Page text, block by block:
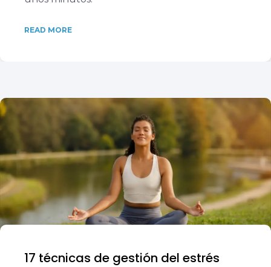
READ MORE
17 técnicas de gestión del estrés